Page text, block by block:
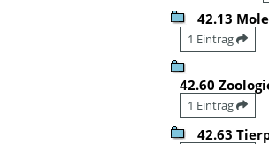
42.13
1 Eintrag
42.60
1 Eintrag
42.63